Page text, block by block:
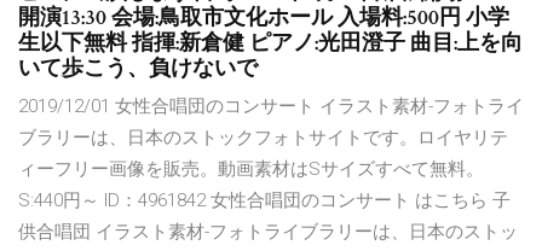
開演13:30 会場:鳥取市文化ホール 入場料:500円 小学
生以下無料 指揮:新倉健 ピアノ:光田澄子 曲目:上を向
いて歩こう、負けないで
2019/12/01 女性合唱団のコンサート イラスト素材-フォトライ
ブラリーは、日本のストックフォトサイトです。ロイヤリテ
ィーフリー画像を販売。動画素材はSサイズすべて無料。
S:440円～ ID：4961842 女性合唱団のコンサート はこちら 子
供合唱団 イラスト素材-フォトライブラリーは、日本のストッ